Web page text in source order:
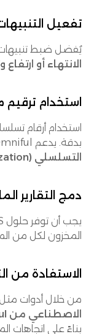
تفعيل
يُفضل ضبط
الانتهاء أو ارتفاع
استخدام
استخدام أرقام
بدقة. يدعم Omniful هذه الخاصية عبر
التسلسلي (serialization)
دمج التقارير
المخزون لكل من
الاستفادة من
من خلال أدوات مثل
الاصطناعي من Omniful
بناءً على اتجاهات